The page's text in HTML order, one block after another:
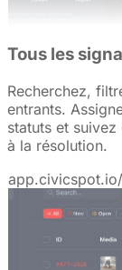
Tous les
Recherchez,
entrants.
statuts et
à la résolution.